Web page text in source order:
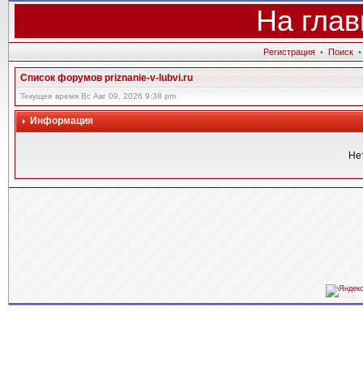
На
Регистрация • Поиск •
Список форумов priznanie-v-lubvi.ru
Текущее время Вс Авг 09, 2026 9:38 pm
Информация